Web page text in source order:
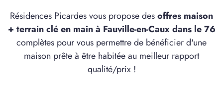
SERVICE BDL EXTENSION
Résidences Picardes vous propose desoffres maison
+ terrain clé en main à Fauville-en-Caux dans le 76
complètes pour vous permettre de bénéficier d'une
maison prête à être habitée au meilleur rapport
qualité/prix !